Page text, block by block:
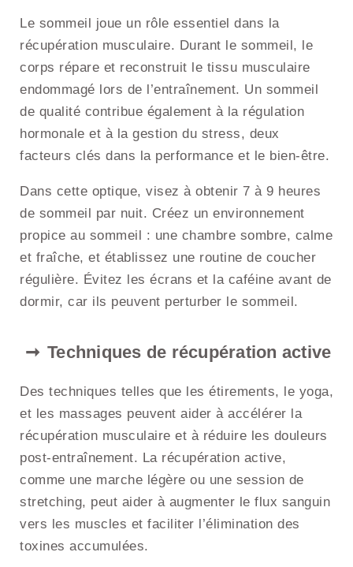
Le sommeil joue un rôle essentiel dans la
récupération musculaire. Durant le sommeil, le
corps répare et reconstruit le tissu musculaire
endommagé lors de l’entraînement. Un sommeil
de qualité contribue également à la régulation
hormonale et à la gestion du stress, deux
facteurs clés dans la performance et le bien-être.
Dans cette optique, visez à obtenir 7 à 9 heures
de sommeil par nuit. Créez un environnement
propice au sommeil : une chambre sombre, calme
et fraîche, et établissez une routine de coucher
régulière. Évitez les écrans et la caféine avant de
dormir, car ils peuvent perturber le sommeil.
Techniques de récupération active
Des techniques telles que les étirements, le yoga,
et les massages peuvent aider à accélérer la
récupération musculaire et à réduire les douleurs
post-entraînement. La récupération active,
comme une marche légère ou une session de
stretching, peut aider à augmenter le flux sanguin
vers les muscles et faciliter l’élimination des
toxines accumulées.